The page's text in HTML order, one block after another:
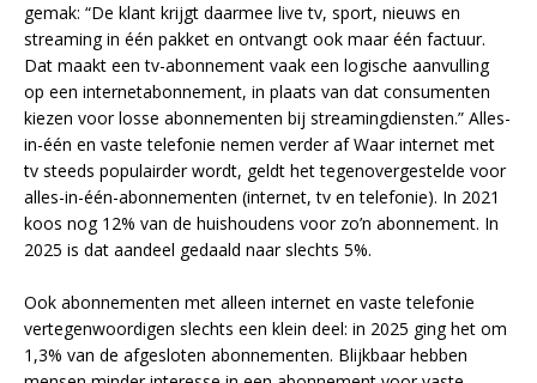
gemak: “De klant krijgt daarmee live tv, sport, nieuws en
streaming in één pakket en ontvangt ook maar één factuur.
Dat maakt een tv-abonnement vaak een logische aanvulling
op een internetabonnement, in plaats van dat consumenten
kiezen voor losse abonnementen bij streamingdiensten.” Alles-
in-één en vaste telefonie nemen verder af Waar internet met
tv steeds populairder wordt, geldt het tegenovergestelde voor
alles-in-één-abonnementen (internet, tv en telefonie). In 2021
koos nog 12% van de huishoudens voor zo’n abonnement. In
2025 is dat aandeel gedaald naar slechts 5%.
Ook abonnementen met alleen internet en vaste telefonie
vertegenwoordigen slechts een klein deel: in 2025 ging het om
1,3% van de afgesloten abonnementen. Blijkbaar hebben